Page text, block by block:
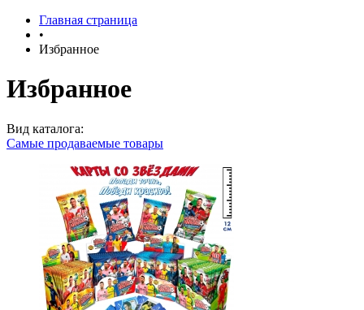
Главная страница
•
Избранное
Избранное
Вид каталога:
Самые продаваемые товары